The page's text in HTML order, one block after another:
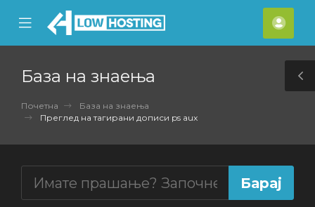
Mobile
Menu
База на знаења
Почетна
База на знаења
Преглед на тагирани дописи ps aux